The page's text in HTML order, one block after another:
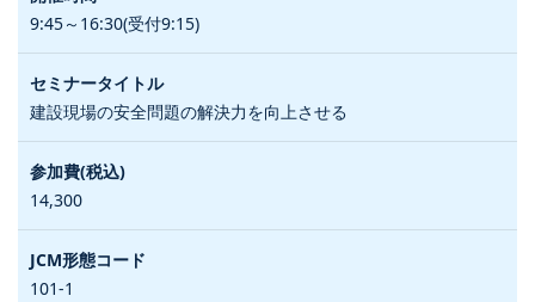
9:45～16:30(受付9:15)
建設現場の安全問題の解決力を向上させる
14,300
101-1